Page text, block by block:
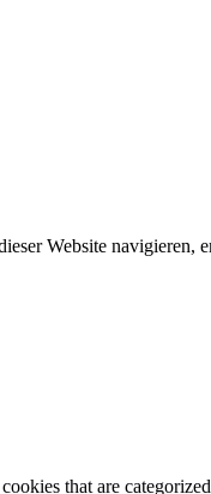
Website navigieren,
that are